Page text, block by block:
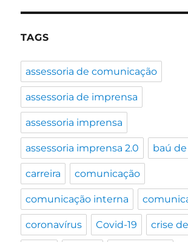
TAGS
assessoria de comunicação
assessoria de imprensa
assessoria imprensa
assessoria imprensa 2.0 baú
carreira comunicação
comunicação interna
coronavírus Covid-19 crise